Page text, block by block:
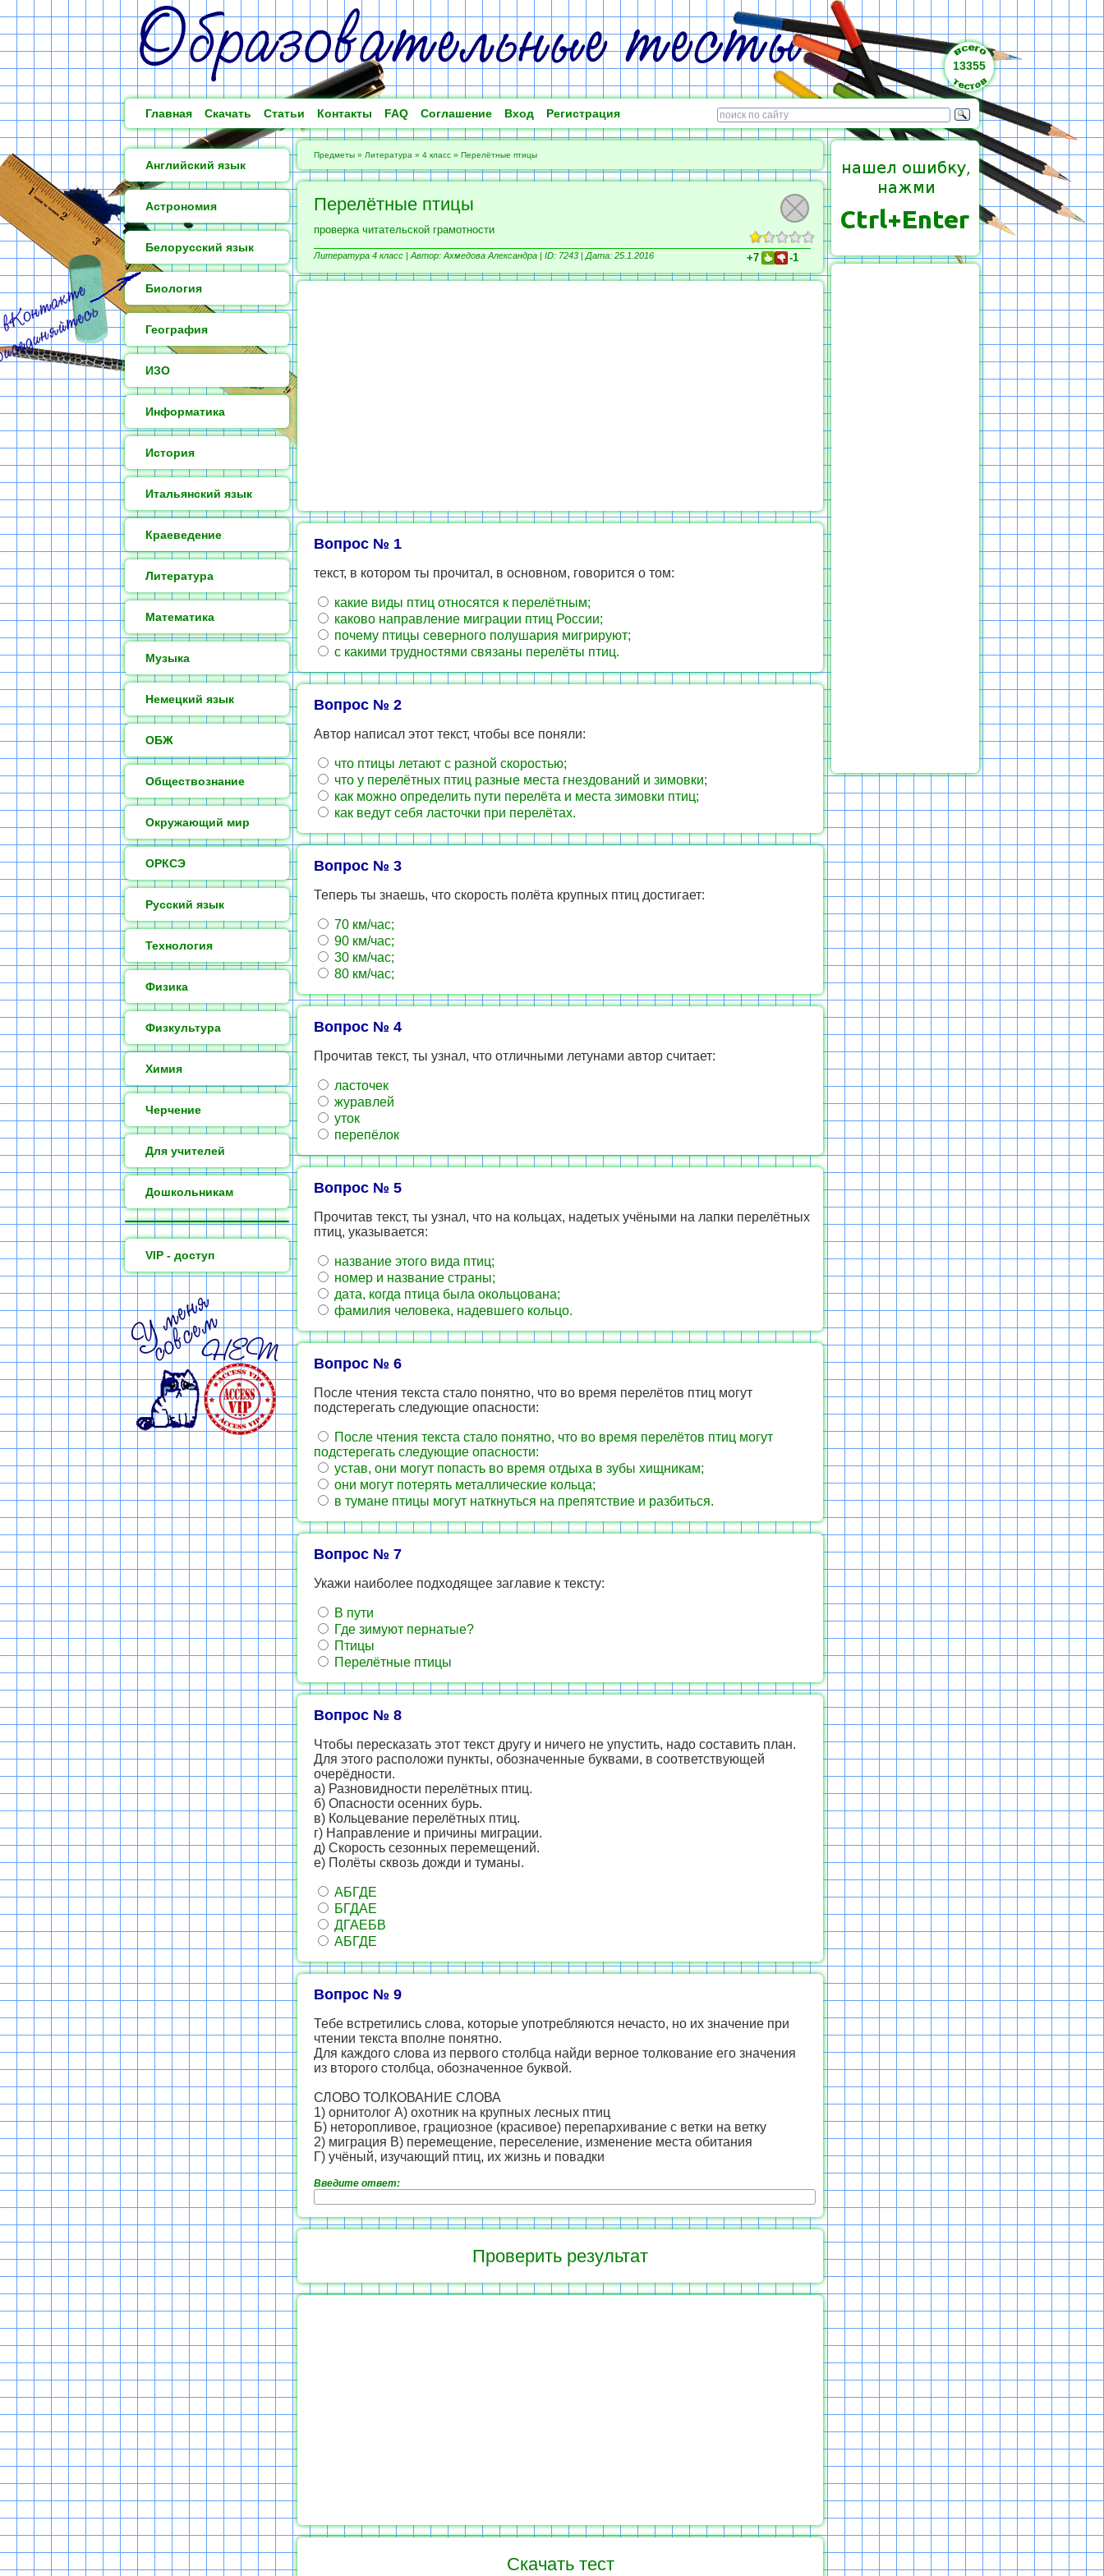
13355
Главная Скачать Статьи Контакты FAQ Соглашение Вход Регистрация
Английский язык
Астрономия
Белорусский язык
Биология
География
ИЗО
Информатика
История
Итальянский язык
Краеведение
Литература
Математика
Музыка
Немецкий язык
ОБЖ
Обществознание
Окружающий мир
ОРКСЭ
Русский язык
Технология
Физика
Физкультура
Химия
Черчение
Для учителей
Дошкольникам
VIP - доступ
Предметы » Литература » 4 класс » Перелётные птицы
Перелётные птицы
проверка читательской грамотности
Литература 4 класс | Автор: Ахмедова Александра | ID: 7243 | Дата: 25.1.2016 +7 -1
Вопрос № 1
текст, в котором ты прочитал, в основном, говорится о том:
какие виды птиц относятся к перелётным;
каково направление миграции птиц России;
почему птицы северного полушария мигрируют;
с какими трудностями связаны перелёты птиц.
Вопрос № 2
Автор написал этот текст, чтобы все поняли:
что птицы летают с разной скоростью;
что у перелётных птиц разные места гнездований и зимовки;
как можно определить пути перелёта и места зимовки птиц;
как ведут себя ласточки при перелётах.
Вопрос № 3
Теперь ты знаешь, что скорость полёта крупных птиц достигает:
70 км/час;
90 км/час;
30 км/час;
80 км/час;
Вопрос № 4
Прочитав текст, ты узнал, что отличными летунами автор считает:
ласточек
журавлей
уток
перепёлок
Вопрос № 5
Прочитав текст, ты узнал, что на кольцах, надетых учёными на лапки перелётных
птиц, указывается:
название этого вида птиц;
номер и название страны;
дата, когда птица была окольцована;
фамилия человека, надевшего кольцо.
Вопрос № 6
После чтения текста стало понятно, что во время перелётов птиц могут
подстерегать следующие опасности:
После чтения текста стало понятно, что во время перелётов птиц могут
подстерегать следующие опасности:
устав, они могут попасть во время отдыха в зубы хищникам;
они могут потерять металлические кольца;
в тумане птицы могут наткнуться на препятствие и разбиться.
Вопрос № 7
Укажи наиболее подходящее заглавие к тексту:
В пути
Где зимуют пернатые?
Птицы
Перелётные птицы
Вопрос № 8
Чтобы пересказать этот текст другу и ничего не упустить, надо составить план.
Для этого расположи пункты, обозначенные буквами, в соответствующей
очерёдности.
а) Разновидности перелётных птиц.
б) Опасности осенних бурь.
в) Кольцевание перелётных птиц.
г) Направление и причины миграции.
д) Скорость сезонных перемещений.
е) Полёты сквозь дожди и туманы.
АБГДЕ
БГДАЕ
ДГАЕБВ
АБГДЕ
Вопрос № 9
Тебе встретились слова, которые употребляются нечасто, но их значение при
чтении текста вполне понятно.
Для каждого слова из первого столбца найди верное толкование его значения
из второго столбца, обозначенное буквой.
СЛОВО ТОЛКОВАНИЕ СЛОВА
1) орнитолог А) охотник на крупных лесных птиц
Б) неторопливое, грациозное (красивое) перепархивание с ветки на ветку
2) миграция В) перемещение, переселение, изменение места обитания
Г) учёный, изучающий птиц, их жизнь и повадки
Введите ответ:
Скачать тест